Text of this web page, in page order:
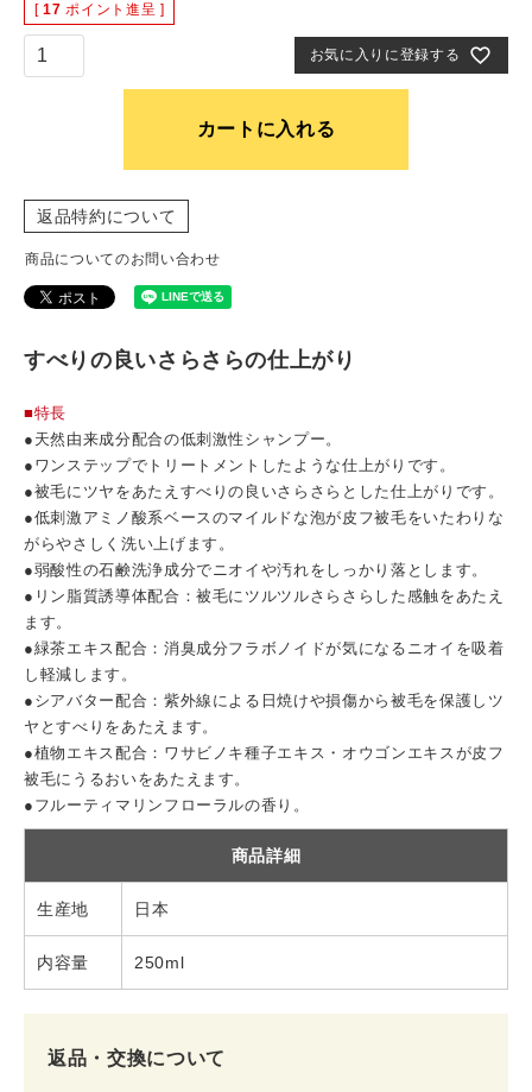
[ 17 ポイント進呈 ]
お気に入りに登録する
カートに入れる
返品特約について
商品についてのお問い合わせ
すべりの良いさらさらの仕上がり
■特長
●天然由来成分配合の低刺激性シャンプー。
●ワンステップでトリートメントしたような仕上がりです。
●被毛にツヤをあたえすべりの良いさらさらとした仕上がりです。
●低刺激アミノ酸系ベースのマイルドな泡が皮フ被毛をいたわりな
がらやさしく洗い上げます。
●弱酸性の石鹸洗浄成分でニオイや汚れをしっかり落とします。
●リン脂質誘導体配合：被毛にツルツルさらさらした感触をあたえ
ます。
●緑茶エキス配合：消臭成分フラボノイドが気になるニオイを吸着
し軽減します。
●シアバター配合：紫外線による日焼けや損傷から被毛を保護しツ
ヤとすべりをあたえます。
●植物エキス配合：ワサビノキ種子エキス・オウゴンエキスが皮フ
被毛にうるおいをあたえます。
●フルーティマリンフローラルの香り。
商品詳細
生産地 日本
内容量 250ml
返品・交換について